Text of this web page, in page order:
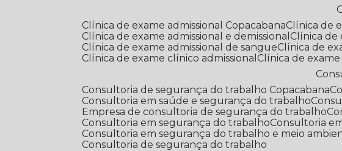
Clínica de exame admissional Copacabana
Clínica
Clínica de exame admissional e demissional
Clínica
Clínica de exame admissional de sangue
Clínica de
Clínica de exame clínico admissional
Clínica de
Consultoria de segurança do trabalho Copacabana
Consultoria em saúde e segurança do trabalho
Empresa de consultoria de segurança do trabalho
Consultoria em segurança do trabalho
Consultoria
Consultoria em segurança do trabalho e meio
Consultoria de segurança do trabalho